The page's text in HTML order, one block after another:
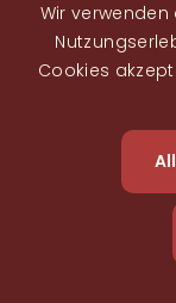
Wir
Cookies